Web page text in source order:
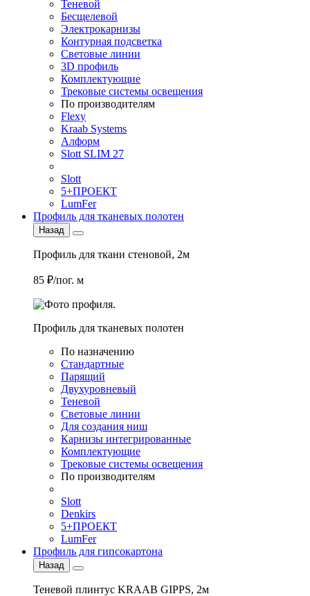
Теневой
Бесщелевой
Электрокарнизы
Контурная подсветка
Световые линии
3D профиль
Комплектующие
Трековые системы освещения
По производителям
Flexy
Kraab Systems
Алформ
Slott SLIM 27
Slott
5+ПРОЕКТ
LumFer
Профиль для тканевых полотен
Назад
Профиль для ткани стеновой, 2м
85 ₽/пог. м
Профиль для тканевых полотен
По назначению
Стандартные
Парящий
Двухуровневый
Теневой
Световые линии
Для создания ниш
Карнизы интегрированные
Комплектующие
Трековые системы освещения
По производителям
Slott
Denkirs
5+ПРОЕКТ
LumFer
Профиль для гипсокартона
Назад
Теневой плинтус KRAAB GIPPS, 2м